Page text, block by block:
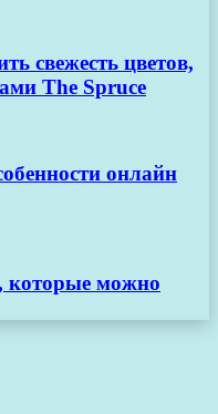
свежесть цветов,
The Spruce
онлайн
которые можно